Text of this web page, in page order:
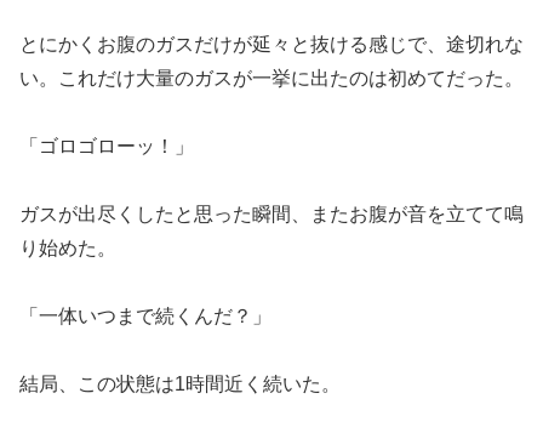
とにかくお腹のガスだけが延々と抜ける感じで、途切れな
い。これだけ大量のガスが一挙に出たのは初めてだった。
「ゴロゴローッ！」
ガスが出尽くしたと思った瞬間、またお腹が音を立てて鳴
り始めた。
「一体いつまで続くんだ？」
結局、この状態は1時間近く続いた。